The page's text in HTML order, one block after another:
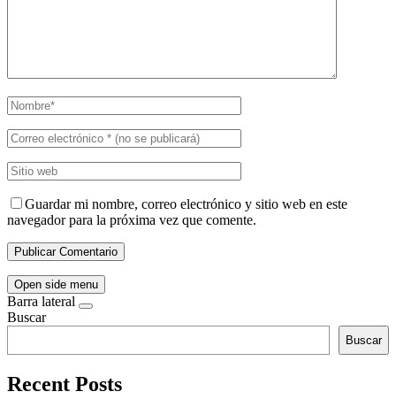
Guardar mi nombre, correo electrónico y sitio web en este
navegador para la próxima vez que comente.
Open side menu
Barra lateral
Buscar
Buscar
Recent Posts